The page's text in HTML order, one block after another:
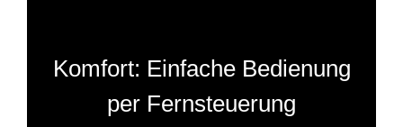
Komfort: Einfache Bedienung
per Fernsteuerung